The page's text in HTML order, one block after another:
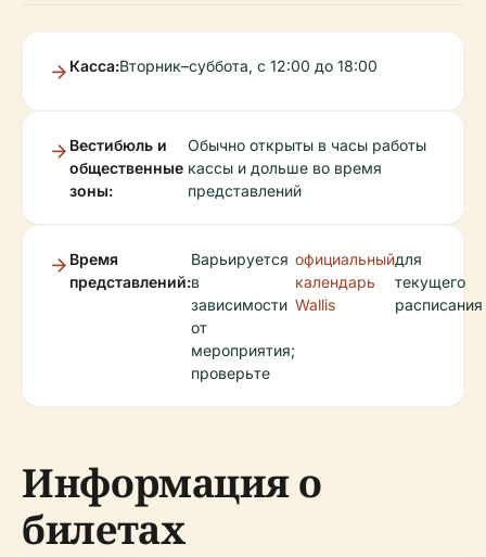
Касса:Вторник–суббота, с 12:00 до 18:00
Вестибюль и
общественные
зоны:
Обычно открыты в часы работы
кассы и дольше во время
представлений
Время
представлений:
Варьируется
в
зависимости
от
мероприятия;
проверьте
официальный
календарь
Wallis
для
текущего
расписания
Информация о
билетах